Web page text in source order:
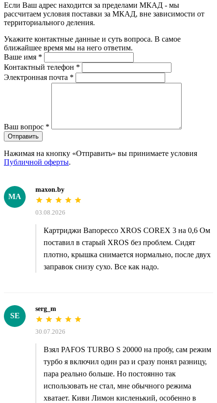
Если Ваш адрес находится за пределами МКАД - мы
рассчитаем условия поставки за МКАД, вне зависимости от
территориального деления.
Укажите контактные данные и суть вопроса. В самое
ближайшее время мы на него ответим.
Ваше имя *
Контактный телефон *
Электронная почта *
Ваш вопрос *
Отправить
Нажимая на кнопку «Отправить» вы принимаете условия
Публичной оферты.
MA
maxon.by
03.08.2026
Картриджи Вапорессо XROS COREX 3 на 0,6 Ом
поставил в старый XROS без проблем. Сидят
плотно, крышка снимается нормально, после двух
заправок снизу сухо. Все как надо.
SE
serg_m
30.07.2026
Взял PAFOS TURBO S 20000 на пробу, сам режим
турбо я включил один раз и сразу понял разницу,
пара реально больше. Но постоянно так
использовать не стал, мне обычного режима
хватает. Киви Лимон кисленький, особенно в